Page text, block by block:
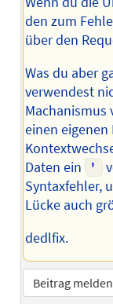
den zum
über den
Was du aber
verwendest
Machanismus
einen
Daten ein
'
Syntaxfehler,
Lücke auch
dedlfix.
Beitrag melden